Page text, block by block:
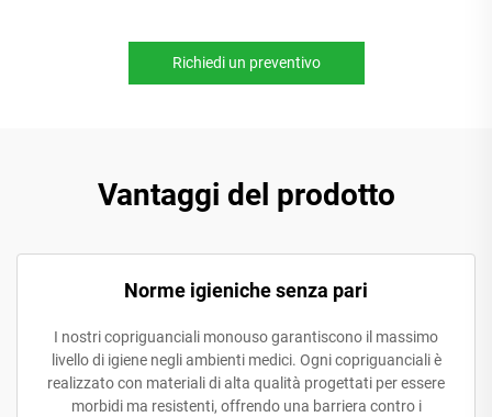
Richiedi un preventivo
Vantaggi del prodotto
Norme igieniche senza pari
I nostri copriguanciali monouso garantiscono il massimo
livello di igiene negli ambienti medici. Ogni copriguanciali è
realizzato con materiali di alta qualità progettati per essere
morbidi ma resistenti, offrendo una barriera contro i